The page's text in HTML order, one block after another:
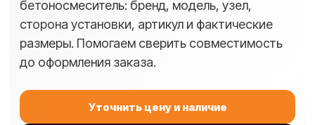
бетоносмеситель: бренд, модель, узел,
сторона установки, артикул и фактические
размеры. Помогаем сверить совместимость
до оформления заказа.
Уточнить цену и наличие